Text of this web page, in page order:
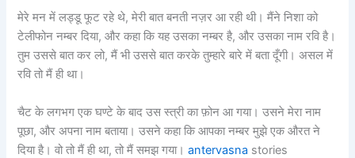
मेरे मन में लड्डू फूट रहे थे, मेरी बात बनती नज़र आ रही थी। मैंने निशा को
टेलीफोन नम्बर दिया, और कहा कि यह उसका नम्बर है, और उसका नाम रवि है।
तुम उससे बात कर लो, मैं भी उससे बात करके तुम्हारे बारे में बता दूँगी। असल में
रवि तो मैं ही था।
चैट के लगभग एक घण्टे के बाद उस स्त्री का फ़ोन आ गया। उसने मेरा नाम
पूछा, और अपना नाम बताया। उसने कहा कि आपका नम्बर मुझे एक औरत ने
दिया है। वो तो मैं ही था, तो मैं समझ गया।antervasna stories